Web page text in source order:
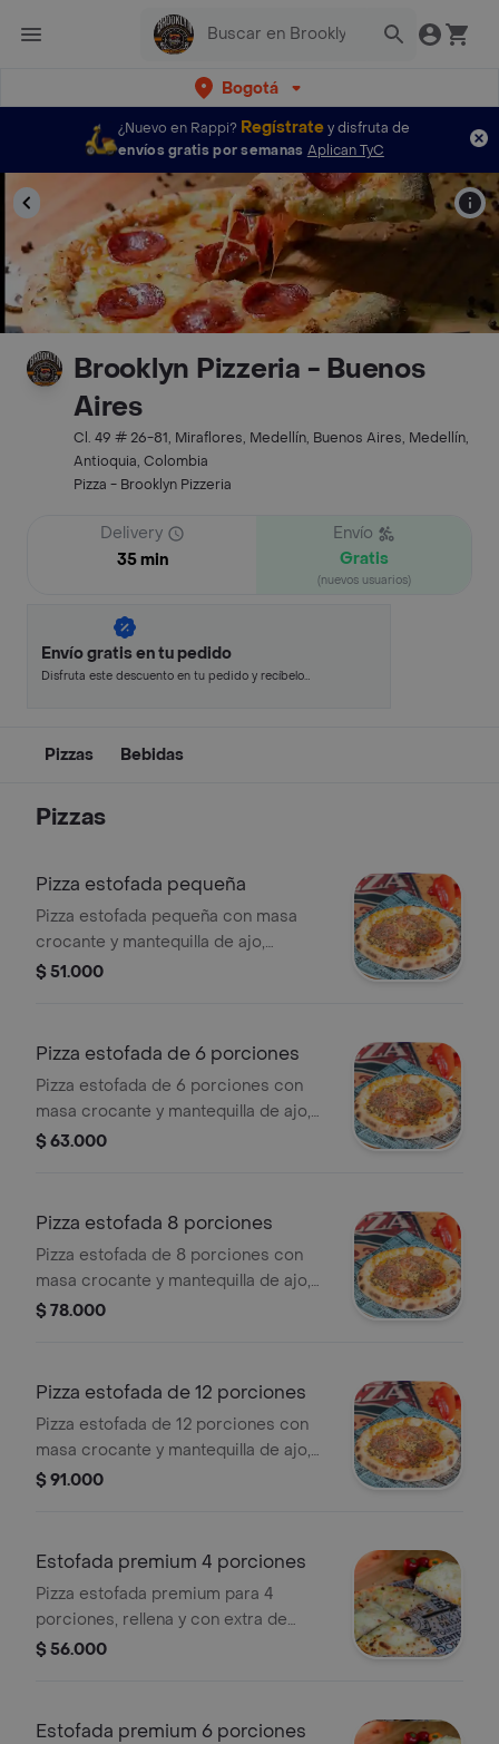
Bogotá
¿Nuevo en Rappi? Regístratey disfruta de
envíos gratis por semanas Aplican TyC
Brooklyn Pizzeria - Buenos
Aires
Cl. 49 # 26-81, Miraflores, Medellín, Buenos Aires, Medellín,
Antioquia, Colombia
Pizza - Brooklyn Pizzeria
Delivery
35 min
Envío
Gratis
(nuevos usuarios)
Envío gratis en tu pedido
Disfruta este descuento en tu pedido y recíbelo
Pizzas Bebidas
Pizzas
Pizza estofada pequeña
Pizza estofada pequeña con masa
crocante y mantequilla de ajo,
cubierta con rodajas de tomate y
$ 51.000
Pizza estofada de 6 porciones
Pizza estofada de 6 porciones con
masa crocante y mantequilla de ajo,
cubierta con rodajas de tomate y
$ 63.000
Pizza estofada 8 porciones
Pizza estofada de 8 porciones con
masa crocante y mantequilla de ajo,
cubierta con rodajas de tomate y
$ 78.000
Pizza estofada de 12 porciones
Pizza estofada de 12 porciones con
masa crocante y mantequilla de ajo,
cubierta con rodajas de tomate y
$ 91.000
Estofada premium 4 porciones
Pizza estofada premium para 4
porciones, rellena y con extra de
queso gratinado en la masa superior.
$ 56.000
Estofada premium 6 porciones